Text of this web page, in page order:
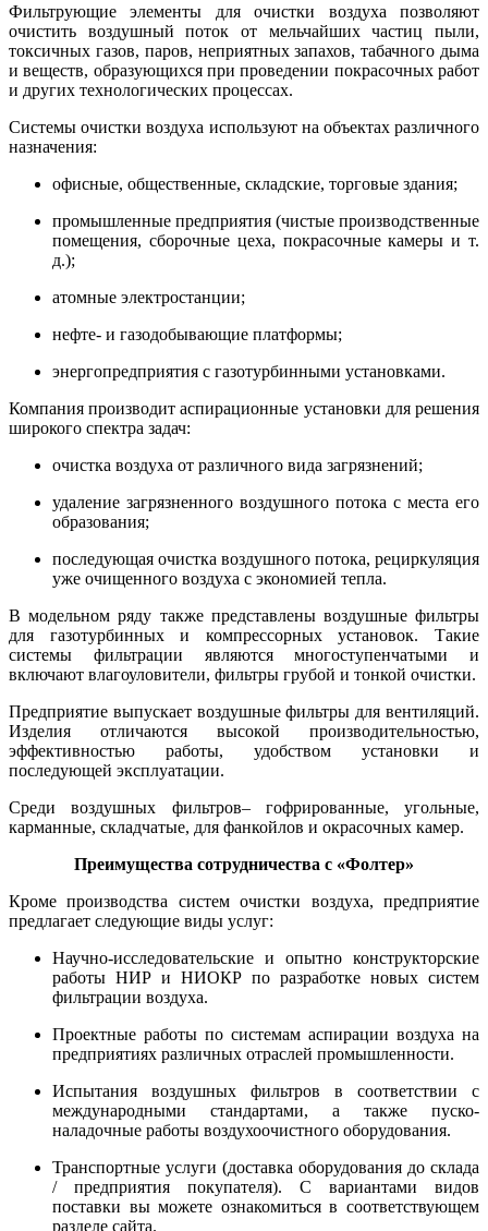
Фильтрующие элементы для очистки воздуха позволяют
очистить воздушный поток от мельчайших частиц пыли,
токсичных газов, паров, неприятных запахов, табачного дыма
и веществ, образующихся при проведении покрасочных работ
и других технологических процессах.
Системы очистки воздуха используют на объектах различного
назначения:
офисные, общественные, складские, торговые здания;
промышленные предприятия (чистые производственные
помещения, сборочные цеха, покрасочные камеры и т.
д.);
атомные электростанции;
нефте- и газодобывающие платформы;
энергопредприятия с газотурбинными установками.
Компания производит аспирационные установки для решения
широкого спектра задач:
очистка воздуха от различного вида загрязнений;
удаление загрязненного воздушного потока с места его
образования;
последующая очистка воздушного потока, рециркуляция
уже очищенного воздуха с экономией тепла.
В модельном ряду также представлены воздушные фильтры
для газотурбинных и компрессорных установок. Такие
системы фильтрации являются многоступенчатыми и
включают влагоуловители, фильтры грубой и тонкой очистки.
Предприятие выпускает воздушные фильтры для вентиляций.
Изделия отличаются высокой производительностью,
эффективностью работы, удобством установки и
последующей эксплуатации.
Среди воздушных фильтров– гофрированные, угольные,
карманные, складчатые, для фанкойлов и окрасочных камер.
Преимущества сотрудничества с «Фолтер»
Кроме производства систем очистки воздуха, предприятие
предлагает следующие виды услуг:
Научно-исследовательские и опытно конструкторские
работы НИР и НИОКР по разработке новых систем
фильтрации воздуха.
Проектные работы по системам аспирации воздуха на
предприятиях различных отраслей промышленности.
Испытания воздушных фильтров в соответствии с
международными стандартами, а также пуско-
наладочные работы воздухоочистного оборудования.
Транспортные услуги (доставка оборудования до склада
/ предприятия покупателя). С вариантами видов
поставки вы можете ознакомиться в соответствующем
разделе сайта.